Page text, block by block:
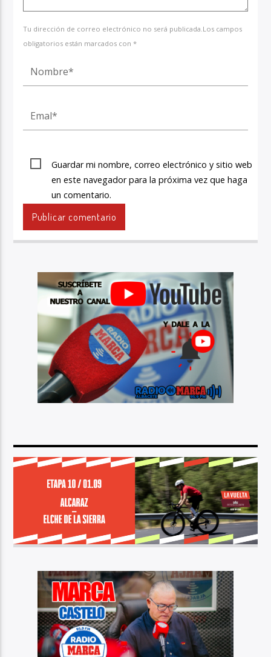
Tu dirección de correo electrónico no será publicada.Los campos
obligatorios están marcados con *
Guardar mi nombre, correo electrónico y sitio web
en este navegador para la próxima vez que haga
un comentario.